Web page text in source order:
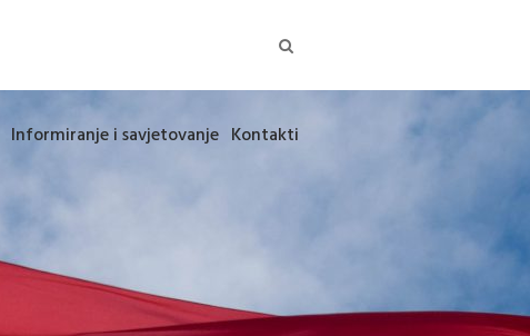
Informiranje i savjetovanje Kontakti